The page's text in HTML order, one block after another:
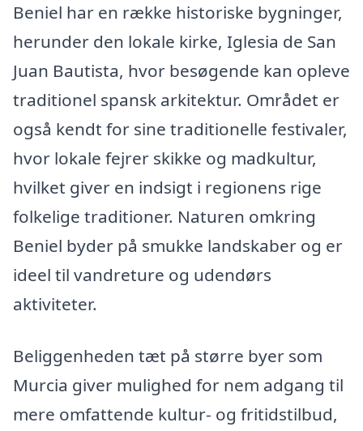
Beniel har en række historiske bygninger,
herunder den lokale kirke, Iglesia de San
Juan Bautista, hvor besøgende kan opleve
traditionel spansk arkitektur. Området er
også kendt for sine traditionelle festivaler,
hvor lokale fejrer skikke og madkultur,
hvilket giver en indsigt i regionens rige
folkelige traditioner. Naturen omkring
Beniel byder på smukke landskaber og er
ideel til vandreture og udendørs
aktiviteter.
Beliggenheden tæt på større byer som
Murcia giver mulighed for nem adgang til
mere omfattende kultur- og fritidstilbud,